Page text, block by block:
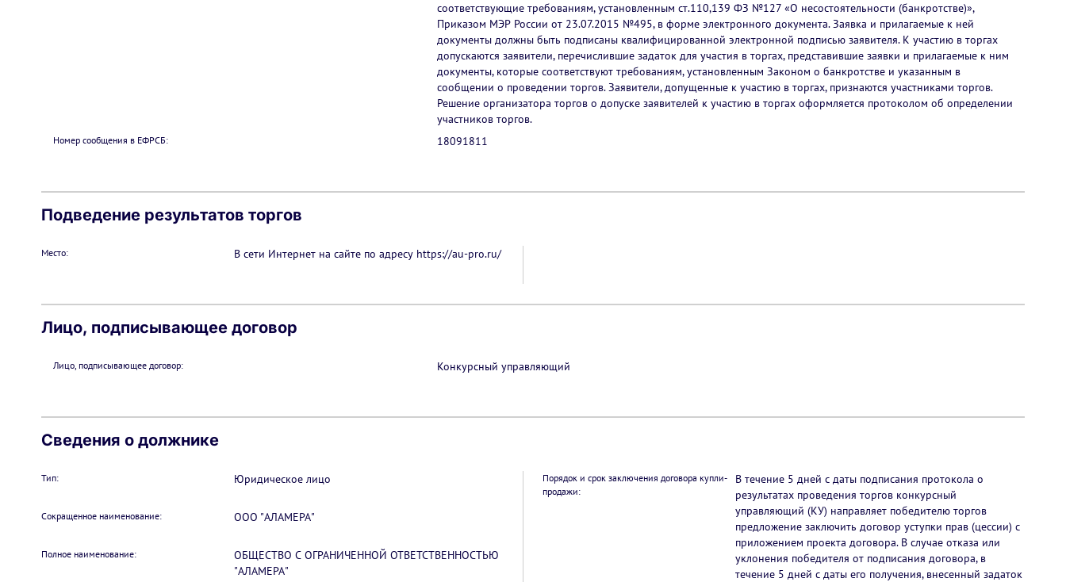
соответствующие требованиям, установленным ст.110,139 ФЗ №127 «О несостоятельности (банкротстве)»,
Приказом МЭР России от 23.07.2015 №495, в форме электронного документа. Заявка и прилагаемые к ней
документы должны быть подписаны квалифицированной электронной подписью заявителя. К участию в торгах
допускаются заявители, перечислившие задаток для участия в торгах, представившие заявки и прилагаемые к ним
документы, которые соответствуют требованиям, установленным Законом о банкротстве и указанным в
сообщении о проведении торгов. Заявители, допущенные к участию в торгах, признаются участниками торгов.
Решение организатора торгов о допуске заявителей к участию в торгах оформляется протоколом об определении
участников торгов.
Номер сообщения в ЕФРСБ: 18091811
Подведение результатов торгов
Место: В сети Интернет на сайте по адресу https://au-pro.ru/
Лицо, подписывающее договор
Лицо, подписывающее договор: Конкурсный управляющий
Сведения о должнике
Тип: Юридическое лицо
Сокращенное наименование: ООО "АЛАМЕРА"
Полное наименование:
ОБЩЕСТВО С ОГРАНИЧЕННОЙ ОТВЕТСТВЕННОСТЬЮ
"АЛАМЕРА"
Порядок и срок заключения договора купли-
продажи:
В течение 5 дней с даты подписания протокола о
результатах проведения торгов конкурсный
управляющий (КУ) направляет победителю торгов
предложение заключить договор уступки прав (цессии) с
приложением проекта договора. В случае отказа или
уклонения победителя от подписания договора, в
течение 5 дней с даты его получения, внесенный задаток